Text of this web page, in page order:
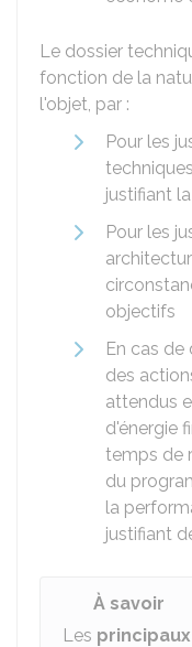
Le dossier
fonction de la
l'objet, par :
Pour les
justifiant
Pour les
objectifs
En cas
des
attendus
d'énergie
temps de
du
la
justifiant
À savoir
Les